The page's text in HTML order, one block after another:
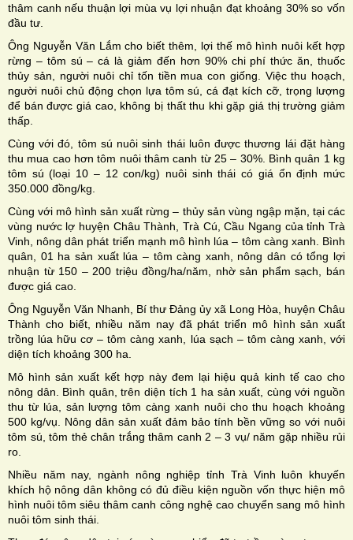
thâm canh nếu thuận lợi mùa vụ lợi nhuận đạt khoảng 30% so vốn
đầu tư.
Ông Nguyễn Văn Lắm cho biết thêm, lợi thế mô hình nuôi kết hợp
rừng – tôm sú – cá là giảm đến hơn 90% chi phí thức ăn, thuốc
thủy sản, người nuôi chỉ tốn tiền mua con giống. Việc thu hoạch,
người nuôi chủ động chọn lựa tôm sú, cá đạt kích cỡ, trọng lượng
để bán được giá cao, không bị thất thu khi gặp giá thị trường giảm
thấp.
Cùng với đó, tôm sú nuôi sinh thái luôn được thương lái đặt hàng
thu mua cao hơn tôm nuôi thâm canh từ 25 – 30%. Bình quân 1 kg
tôm sú (loại 10 – 12 con/kg) nuôi sinh thái có giá ổn định mức
350.000 đồng/kg.
Cùng với mô hình sản xuất rừng – thủy sản vùng ngập mặn, tại các
vùng nước lợ huyện Châu Thành, Trà Cú, Cầu Ngang của tỉnh Trà
Vinh, nông dân phát triển mạnh mô hình lúa – tôm càng xanh. Bình
quân, 01 ha sản xuất lúa – tôm càng xanh, nông dân có tổng lợi
nhuận từ 150 – 200 triệu đồng/ha/năm, nhờ sản phẩm sạch, bán
được giá cao.
Ông Nguyễn Văn Nhanh, Bí thư Đảng ủy xã Long Hòa, huyện Châu
Thành cho biết, nhiều năm nay đã phát triển mô hình sản xuất
trồng lúa hữu cơ – tôm càng xanh, lúa sạch – tôm càng xanh, với
diện tích khoảng 300 ha.
Mô hình sản xuất kết hợp này đem lại hiệu quả kinh tế cao cho
nông dân. Bình quân, trên diện tích 1 ha sản xuất, cùng với nguồn
thu từ lúa, sản lượng tôm càng xanh nuôi cho thu hoạch khoảng
500 kg/vụ. Nông dân sản xuất đảm bảo tính bền vững so với nuôi
tôm sú, tôm thẻ chân trắng thâm canh 2 – 3 vụ/ năm gặp nhiều rủi
ro.
Nhiều năm nay, ngành nông nghiệp tỉnh Trà Vinh luôn khuyến
khích hộ nông dân không có đủ điều kiện nguồn vốn thực hiện mô
hình nuôi tôm siêu thâm canh công nghệ cao chuyển sang mô hình
nuôi tôm sinh thái.